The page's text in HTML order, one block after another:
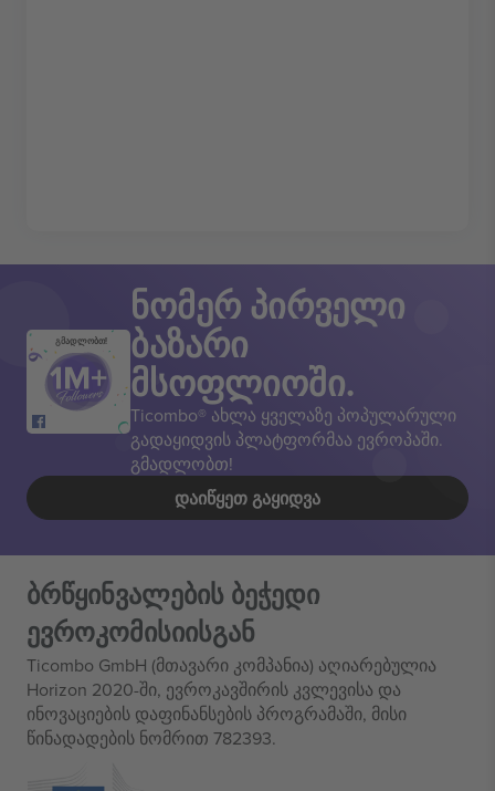
გმადლობთ!
ნომერ პირველი
ბაზარი
მსოფლიოში.
Ticombo® ახლა ყველაზე პოპულარული
გადაყიდვის პლატფორმაა ევროპაში.
გმადლობთ!
ᲓᲐᲘᲬᲧᲔᲗ ᲒᲐᲧᲘᲓᲕᲐ
ბრწყინვალების ბეჭედი
ევროკომისიისგან
Ticombo GmbH (მთავარი კომპანია) აღიარებულია
Horizon 2020-ში, ევროკავშირის კვლევისა და
ინოვაციების დაფინანსების პროგრამაში, მისი
წინადადების ნომრით 782393.